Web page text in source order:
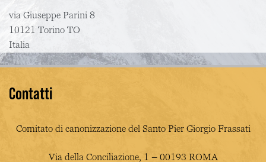
via Giuseppe Parini 8
10121 Torino TO
Italia
Contatti
Comitato di canonizzazione del Santo Pier Giorgio Frassati
Via della Conciliazione, 1 – 00193 ROMA